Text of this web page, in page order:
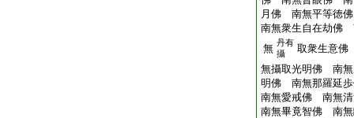
月佛 南無平等徳
南無衆生自在劫佛
無 丹有
攝
取衆生意
無攝取光明佛 南
明佛 南無那羅延
南無愛戒佛 南無
南無畢竟智佛 南